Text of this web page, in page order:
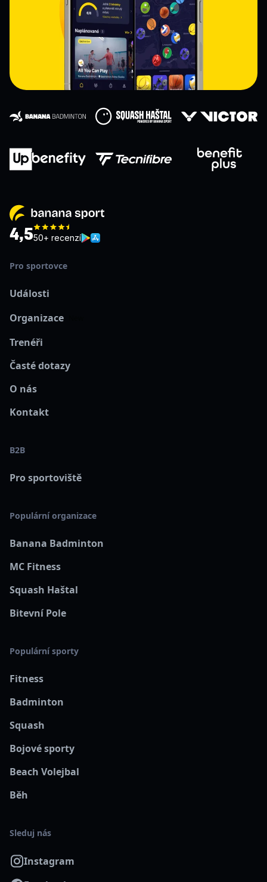
4,550+ recenzí
Pro sportovce
Události
Organizace
Trenéři
Časté dotazy
O nás
Kontakt
B2B
Pro sportoviště
Populární organizace
Banana Badminton
MC Fitness
Squash Haštal
Bitevní Pole
Populární sporty
Fitness
Badminton
Squash
Bojové sporty
Beach Volejbal
Běh
Sleduj nás
Instagram